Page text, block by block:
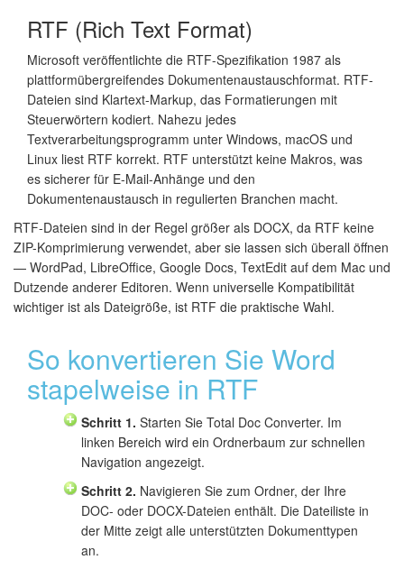
RTF (Rich Text Format)
Microsoft veröffentlichte die RTF-Spezifikation 1987 als
plattformübergreifendes Dokumentenaustauschformat. RTF-
Dateien sind Klartext-Markup, das Formatierungen mit
Steuerwörtern kodiert. Nahezu jedes
Textverarbeitungsprogramm unter Windows, macOS und
Linux liest RTF korrekt. RTF unterstützt keine Makros, was
es sicherer für E-Mail-Anhänge und den
Dokumentenaustausch in regulierten Branchen macht.
RTF-Dateien sind in der Regel größer als DOCX, da RTF keine
ZIP-Komprimierung verwendet, aber sie lassen sich überall öffnen
— WordPad, LibreOffice, Google Docs, TextEdit auf dem Mac und
Dutzende anderer Editoren. Wenn universelle Kompatibilität
wichtiger ist als Dateigröße, ist RTF die praktische Wahl.
So konvertieren Sie Word
stapelweise in RTF
Schritt 1. Starten Sie Total Doc Converter. Im
linken Bereich wird ein Ordnerbaum zur schnellen
Navigation angezeigt.
Schritt 2. Navigieren Sie zum Ordner, der Ihre
DOC- oder DOCX-Dateien enthält. Die Dateiliste in
der Mitte zeigt alle unterstützten Dokumenttypen
an.